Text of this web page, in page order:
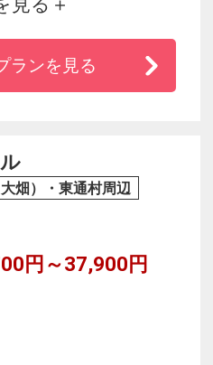
ル正面から発着し、お
有料駐車場をご利用い
のコンビニやランドリ
在にも最適です。
見る
ランを見る
畑）・東通村周辺
円～37,900円